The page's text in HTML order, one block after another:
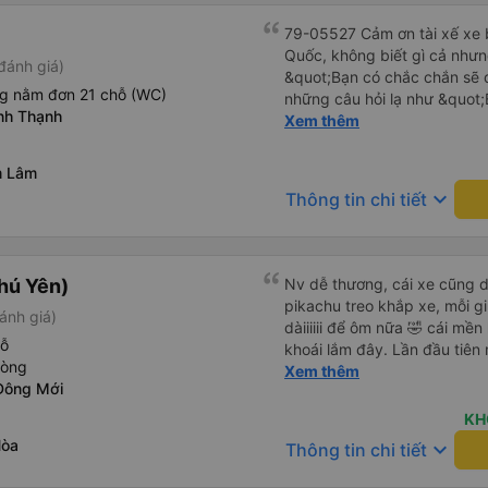
giá)
nằm đơn 21 chỗ (WC)
Thạnh
Lâm
79-05527 Cảm ơn tài xế xe
Quốc, không biết gì cả
&quot;Bạn có chắc chắn sẽ
những câu hỏi lạ như
sạn của chúng tôi
và thậm chí còn đón tôi tại
buổi sáng. ngu ngốc đến
buýt 79-05527 rất nhiều tài
không biết gì nhưng tài xế
liên tục hỏi trên Google
hỏi những câu hỏi kỳ lạ,
khách sạn của chúng tôi
2h30 sáng nhưng lúc đó
bằng xe limousine vào
vì tôi trông ngu ngốc quá..
tài xế thì sẽ rất nguy
Xem thêm
Thông tin chi tiết keyboard_arrow_down
Yên)
giá)
Mới
Nv dễ thương, cái xe cũng
pikachu treo khắp xe, mỗi
dàiiiiii để ôm nữa 🤣 cái
khoái lắm đây. Lần đầu tiên
bàn chải đánh răng. Có 2
Xem thêm
Thông tin chi tiết keyboard_arrow_down